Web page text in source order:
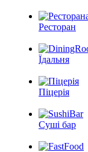
Ресторан
Їдальня
Піцерія
Суші бар